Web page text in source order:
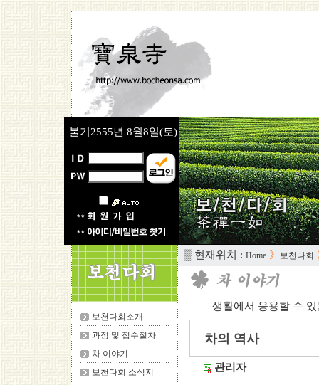
불기2555년 8월8일(토)
보천다회소개
과정 및 접수절차
차 이야기
보천다회 소식지
▒ 현재위치 : Home 》 보천다회
생활에서 응용할 수 있
차의 역사
관리자